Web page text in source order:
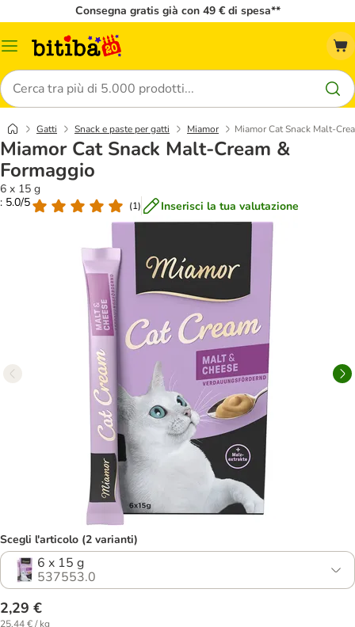
Consegna gratis già con 49 € di spesa**
Overview
Cerca
Gatti Snack e paste per gatti Miamor Miamor Cat Snack Malt-
Miamor Cat Snack Malt-Cream &
Formaggio
6 x 15 g
: 5.0/5
(1) Inserisci la tua valutazione
Scegli l'articolo (2 varianti)
6 x 15 g
537553.0
2,29 €
25,44 € / kg